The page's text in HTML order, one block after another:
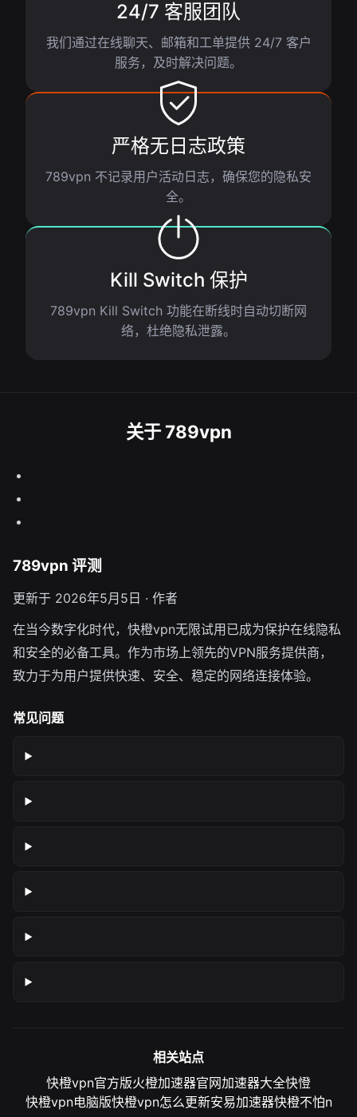
24/7 客服团队
我们通过在线聊天、邮箱和工单提供 24/7 客户
服务，及时解决问题。
严格无日志政策
789vpn 不记录用户活动日志，确保您的隐私安
全。
Kill Switch 保护
789vpn Kill Switch 功能在断线时自动切断网
络，杜绝隐私泄露。
关于 789vpn
789vpn 评测
更新于 2026年5月5日 · 作者
在当今数字化时代，快橙vpn无限试用已成为保护在线隐私
和安全的必备工具。作为市场上领先的VPN服务提供商，
致力于为用户提供快速、安全、稳定的网络连接体验。
常见问题
相关站点
快橙vpn官方版火橙加速器官网加速器大全快憕
快橙vpn电脑版快橙vpn怎么更新安易加速器快橙不怕n